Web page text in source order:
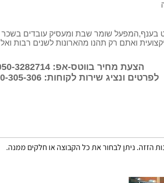
שומר שבת ומעסיק עובדים בשכר
ואתם רק תהנו מהארונות לשנים רבות
הצעת מחיר בווטס-אפ: 050-3282714
לפרטים ונציג שירות לקוחות: 1-800-305-306
הזזה. ניתן לבחור את כל הקבוצה או חלקים ממנה.